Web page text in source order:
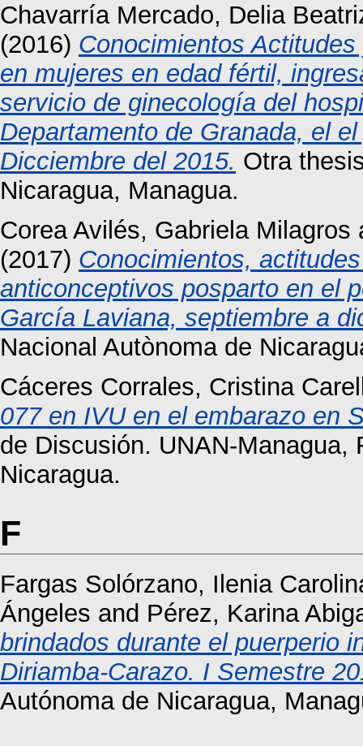
Chavarría Mercado, Delia
(2016) Conocimientos
en mujeres en edad fértil,
servicio de ginecología del
Departamento de Granada, el
Dicciembre del 2015. Otra
Nicaragua, Managua.
Corea Avilés, Gabriela Milagros
(2017) Conocimientos,
anticonceptivos posparto en el
García Laviana, septiembre a
Nacional Autònoma de
Cáceres Corrales, Cristina
077 en IVU en el embarazo en
de Discusión. UNAN-
Nicaragua.
F
Fargas Solórzano, Ilenia
Ángeles and Pérez, Karina
brindados durante el puerperio
Diriamba-Carazo. I Semestre
Autónoma de Nicaragua,